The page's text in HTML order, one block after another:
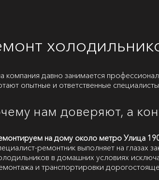
компания давно занимается
опытные и ответственные
нам доверяют, а
на дому около метро Улица
ремонтник выполняет на глазах
в домашних условиях
и транспортировки